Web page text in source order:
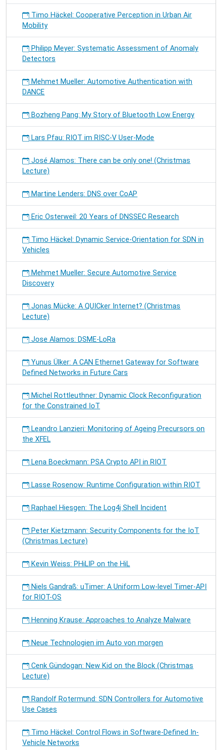
Timo Häckel: Cooperative Perception in Urban Air
Mobility
Philipp Meyer: Systematic Assessment of Anomaly
Detectors
Mehmet Mueller: Automotive Authentication with
DANCE
Bozheng Pang: My Story of Bluetooth Low Energy
Lars Pfau: RIOT im RISC-V User-Mode
José Alamos: There can be only one! (Christmas
Lecture)
Martine Lenders: DNS over CoAP
Eric Osterweil: 20 Years of DNSSEC Research
Timo Häckel: Dynamic Service-Orientation for SDN in
Vehicles
Mehmet Mueller: Secure Automotive Service
Discovery
Jonas Mücke: A QUICker Internet? (Christmas
Lecture)
Jose Alamos: DSME-LoRa
Yunus Ülker: A CAN Ethernet Gateway for Software
Defined Networks in Future Cars
Michel Rottleuthner: Dynamic Clock Reconfiguration
for the Constrained IoT
Leandro Lanzieri: Monitoring of Ageing Precursors on
the XFEL
Lena Boeckmann: PSA Crypto API in RIOT
Lasse Rosenow: Runtime Configuration within RIOT
Raphael Hiesgen: The Log4j Shell Incident
Peter Kietzmann: Security Components for the IoT
(Christmas Lecture)
Kevin Weiss: PHiLIP on the HiL
Niels Gandraß: uTimer: A Uniform Low-level Timer-API
for RIOT-OS
Henning Krause: Approaches to Analyze Malware
Neue Technologien im Auto von morgen
Cenk Gündogan: New Kid on the Block (Christmas
Lecture)
Randolf Rotermund: SDN Controllers for Automotive
Use Cases
Timo Häckel: Control Flows in Software-Defined In-
Vehicle Networks